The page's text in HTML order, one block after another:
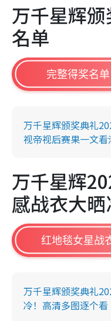
万千星辉
名单
完整得奖名单
万千星辉颁奖典礼
视帝视后赛果一文看
万千星辉
感战衣大晒
红地毯女星战
万千星辉颁奖典礼
冷！高清多图逐个看